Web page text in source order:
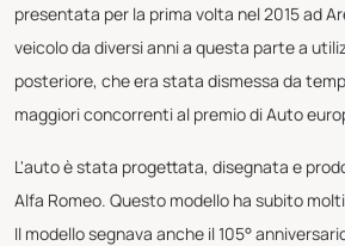
presentata per la prima volta nel 2015 ad
veicolo da diversi anni a questa parte a
posteriore, che era stata dismessa da
maggiori concorrenti al premio di Auto
L'auto è stata progettata, disegnata e
Alfa Romeo. Questo modello ha subito
Il modello segnava anche il 105°